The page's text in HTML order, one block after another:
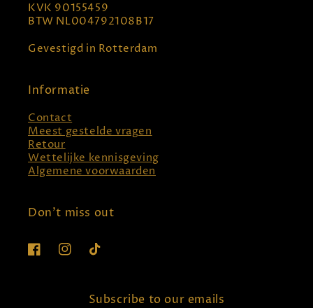
KVK 90155459
BTW NL004792108B17
Gevestigd in Rotterdam
Informatie
Contact
Meest gestelde vragen
Retour
Wettelijke kennisgeving
Algemene voorwaarden
Don't miss out
FacebookInstagram
TikTok
Subscribe to our emails